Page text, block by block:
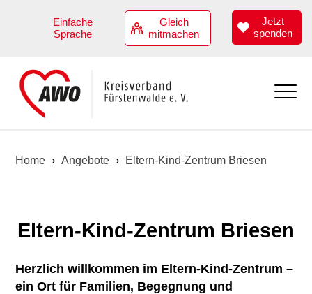
Einfache
Sprache
Gleich
mitmachen
Jetzt
spenden
Hilfen zur Erziehung
Home › Angebote › Eltern-Kind-Zentrum Briesen
Eltern-Kind-Zentrum Briesen
Herzlich willkommen im Eltern-Kind-Zentrum –
ein Ort für Familien, Begegnung und